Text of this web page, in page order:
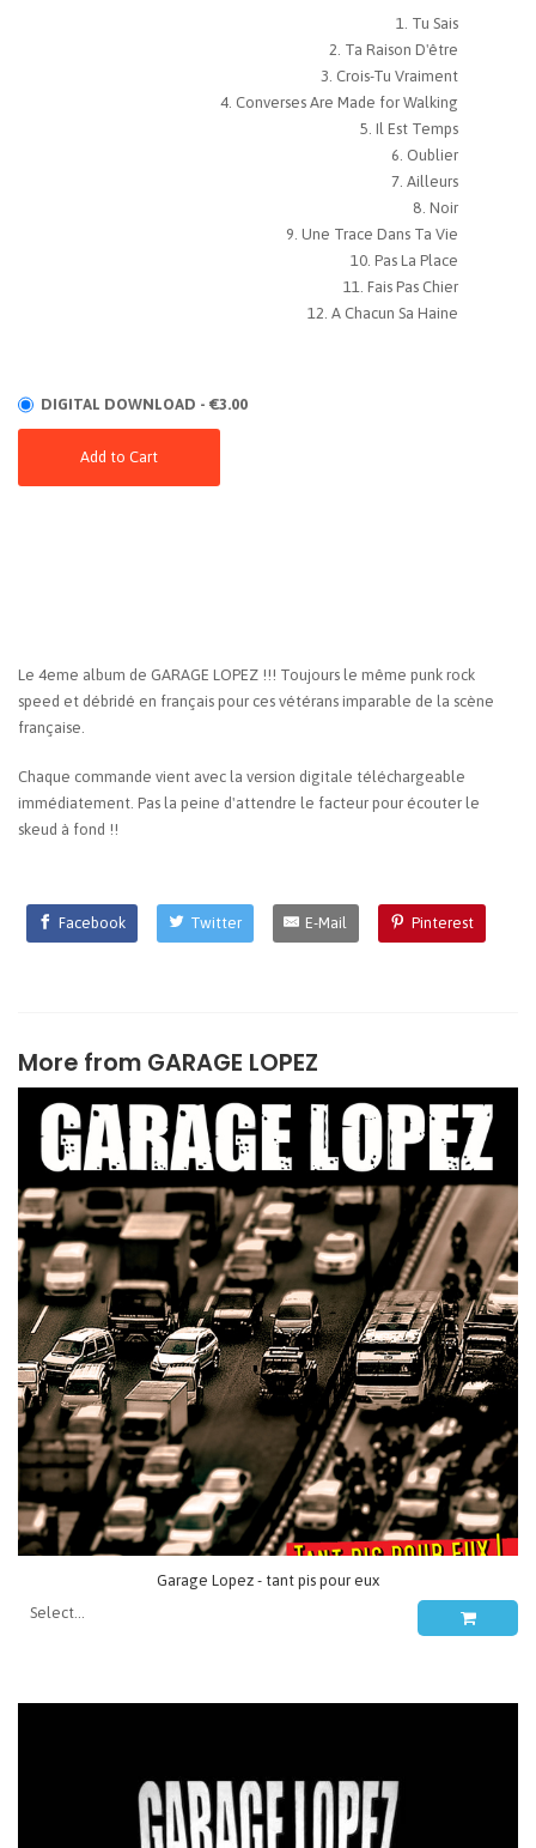
Tu Sais
Ta Raison D'être
Crois-Tu Vraiment
Converses Are Made for Walking
Il Est Temps
Oublier
Ailleurs
Noir
Une Trace Dans Ta Vie
Pas La Place
Fais Pas Chier
A Chacun Sa Haine
DIGITAL DOWNLOAD - €3.00
Add to Cart
Le 4eme album de GARAGE LOPEZ !!! Toujours le même punk rock
speed et débridé en français pour ces vétérans imparable de la scène
française.
Chaque commande vient avec la version digitale téléchargeable
immédiatement. Pas la peine d'attendre le facteur pour écouter le
skeud à fond !!
Facebook Twitter E-Mail Pinterest
More from GARAGE LOPEZ
Garage Lopez - tant pis pour eux